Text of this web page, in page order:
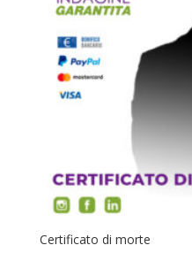
Certificato di morte